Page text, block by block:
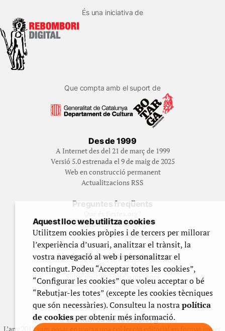
És una iniciativa de
Que compta amb el suport de
Des de 1999
A Internet des del 21 de març de 1999
Versió 5.0 estrenada el 9 de maig de 2025
Web en construcció permanent
Actualitzacions RSS
Preguntes freqüents
Història de Festes.org
Qui gestiona Festes.org
Ajuda a fer créixer festes.org
Feste’n editor/contribuidor
Subscriu-t’hi/Feste’n mecenes
Contracta publicitat
Fes un donatiu puntual
Els llibres de festes.org
L’any 2012 vam posar en marxa una col·lecció editorial en format paper,
Aquest lloc web utilitza cookies
Utilitzem cookies pròpies i de tercers per millorar
l’experiència d’usuari, analitzar el trànsit, la
vostra navegació al web i personalitzar el
contingut. Podeu “Acceptar totes les cookies”,
“Configurar les cookies” que voleu acceptar o bé
“Rebutjar-les totes” (excepte les cookies tècniques
que són necessàries). Consulteu la nostrapolítica
de cookiesper obtenir més informació.